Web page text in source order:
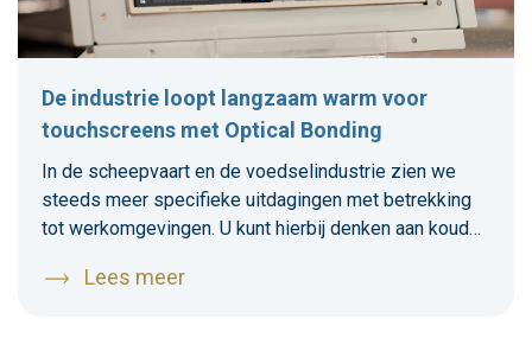
De industrie loopt langzaam warm voor
touchscreens met Optical Bonding
In de scheepvaart en de voedselindustrie zien we
steeds meer specifieke uitdagingen met betrekking
tot werkomgevingen. U kunt hierbij denken aan koude
condens een grote rol speelt, zeker als de schermen
Lees meer